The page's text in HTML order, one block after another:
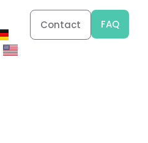
Contact FAQ